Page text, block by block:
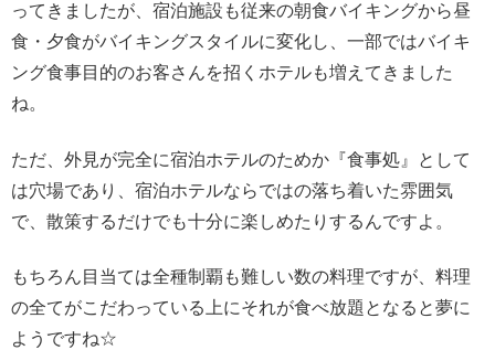
ってきましたが、宿泊施設も従来の朝食バイキングから昼
食・夕食がバイキングスタイルに変化し、一部ではバイキ
ング食事目的のお客さんを招くホテルも増えてきました
ね。
ただ、外見が完全に宿泊ホテルのためか『食事処』として
は穴場であり、宿泊ホテルならではの落ち着いた雰囲気
で、散策するだけでも十分に楽しめたりするんですよ。
もちろん目当ては全種制覇も難しい数の料理ですが、料理
の全てがこだわっている上にそれが食べ放題となると夢に
ようですね☆